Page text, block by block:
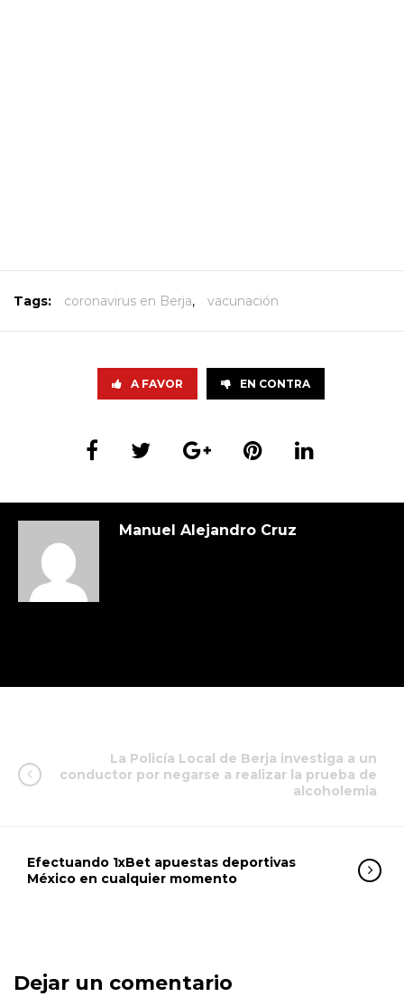
Tags: coronavirus en Berja, vacunación
A FAVOR EN CONTRA
Manuel Alejandro Cruz
La Policía Local de Berja investiga a un
conductor por negarse a realizar la prueba de
alcoholemia
Efectuando 1xBet apuestas deportivas
México en cualquier momento
Dejar un comentario